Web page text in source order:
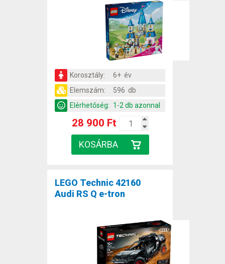
Korosztály:
6+ év
Elemszám:
596 db
Elérhetőség: 1-2 db azonnal
28 900 Ft
LEGO Technic 42160
Audi RS Q e-tron